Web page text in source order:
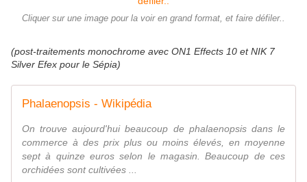
Cliquer sur une image pour la voir en grand format, et faire défiler..
(post-traitements monochrome avec ON1 Effects 10 et NIK 7
Silver Efex pour le Sépia)
Phalaenopsis - Wikipédia
On trouve aujourd'hui beaucoup de phalaenopsis dans le
commerce à des prix plus ou moins élevés, en moyenne
sept à quinze euros selon le magasin. Beaucoup de ces
orchidées sont cultivées ...